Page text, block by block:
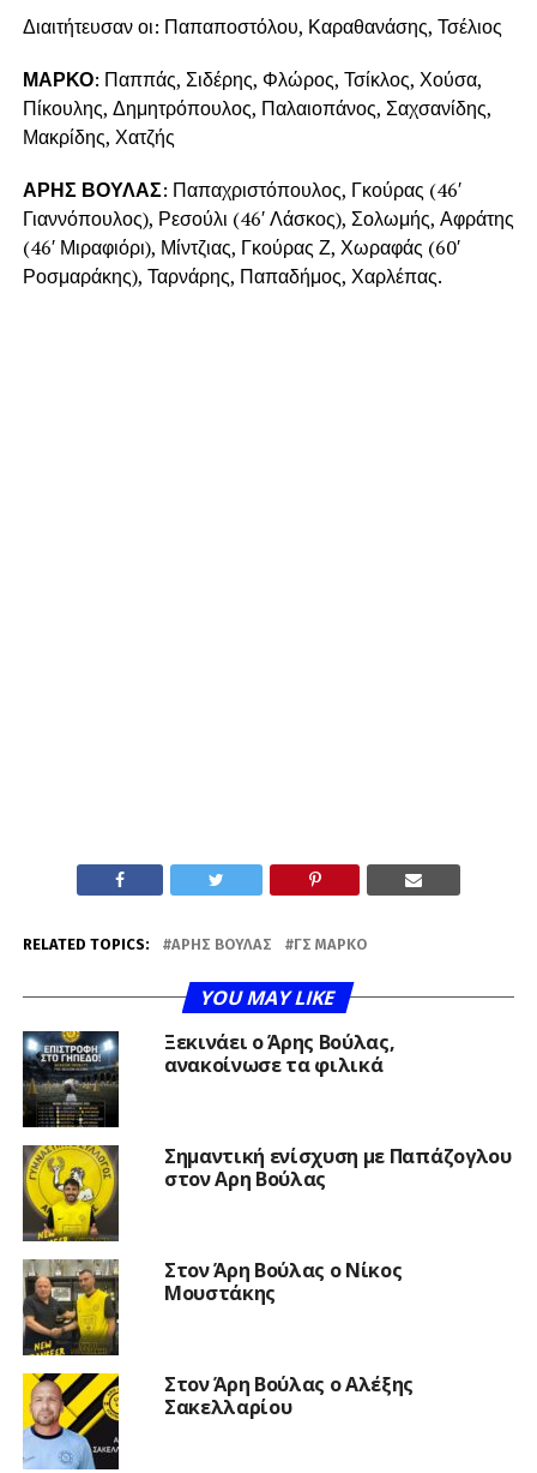
Διαιτήτευσαν οι: Παπαποστόλου, Καραθανάσης, Τσέλιος
ΜΑΡΚΟ: Παππάς, Σιδέρης, Φλώρος, Τσίκλος, Χούσα,
Πίκουλης, Δημητρόπουλος, Παλαιοπάνος, Σαχσανίδης,
Μακρίδης, Χατζής
ΑΡΗΣ ΒΟΥΛΑΣ: Παπαχριστόπουλος, Γκούρας (46′
Γιαννόπουλος), Ρεσούλι (46′ Λάσκος), Σολωμής, Αφράτης
(46′ Μιραφιόρι), Μίντζιας, Γκούρας Ζ, Χωραφάς (60′
Ροσμαράκης), Ταρνάρης, Παπαδήμος, Χαρλέπας.
RELATED TOPICS: ΆΡΗΣ ΒΟΎΛΑΣ ΓΣ ΜΑΡΚΌ
YOU MAY LIKE
Ξεκινάει ο Άρης Βούλας,
ανακοίνωσε τα φιλικά
Σημαντική ενίσχυση με Παπάζογλου
στον Αρη Βούλας
Στον Άρη Βούλας ο Νίκος
Μουστάκης
Στον Άρη Βούλας ο Αλέξης
Σακελλαρίου